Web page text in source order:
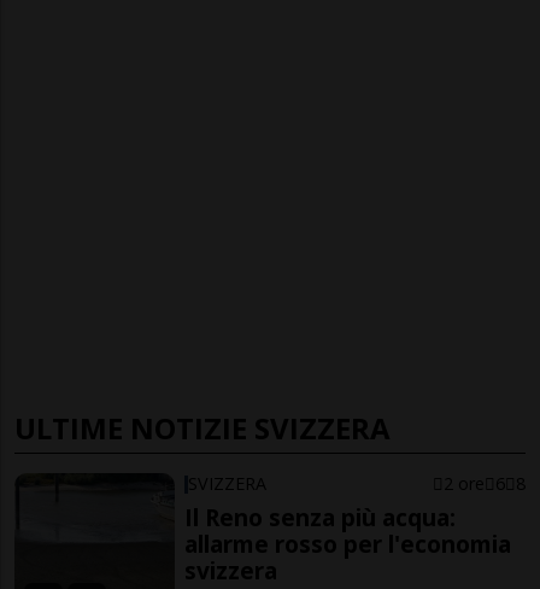
ULTIME NOTIZIE SVIZZERA
SVIZZERA 2 ore 6 8
Il Reno senza più acqua:
allarme rosso per l'economia
svizzera